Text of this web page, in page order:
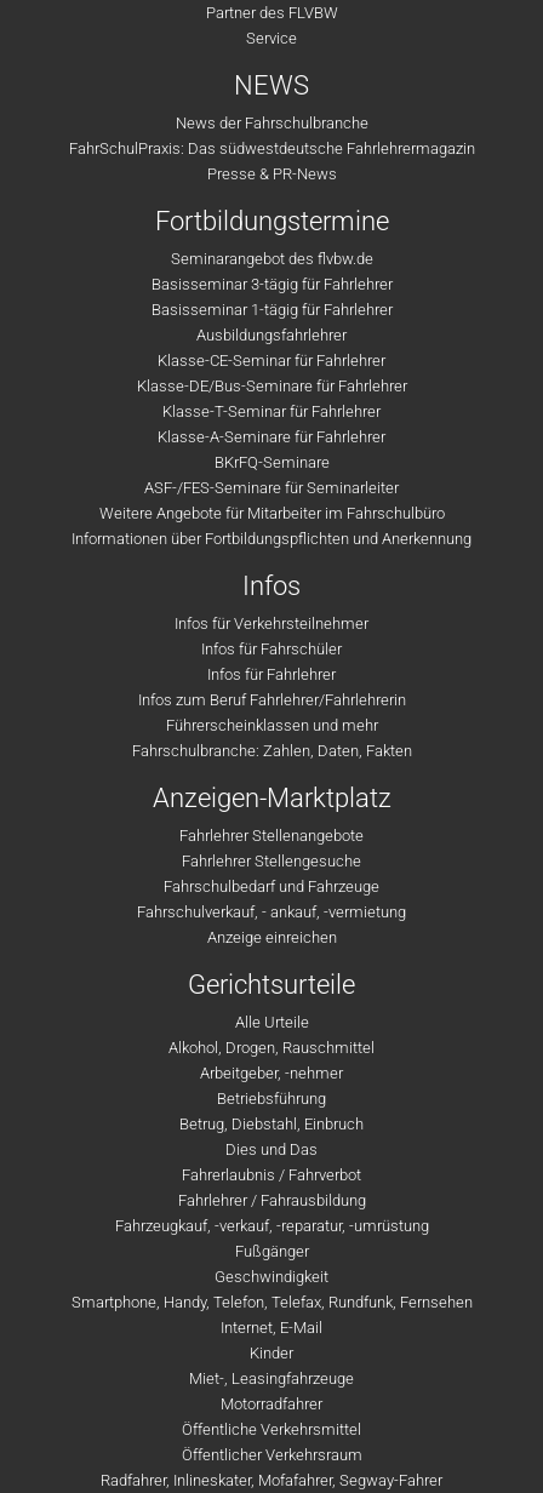
Partner des FLVBW
Service
NEWS
News der Fahrschulbranche
FahrSchulPraxis: Das südwestdeutsche Fahrlehrermagazin
Presse & PR-News
Fortbildungstermine
Seminarangebot des flvbw.de
Basisseminar 3-tägig für Fahrlehrer
Basisseminar 1-tägig für Fahrlehrer
Ausbildungsfahrlehrer
Klasse-CE-Seminar für Fahrlehrer
Klasse-DE/Bus-Seminare für Fahrlehrer
Klasse-T-Seminar für Fahrlehrer
Klasse-A-Seminare für Fahrlehrer
BKrFQ-Seminare
ASF-/FES-Seminare für Seminarleiter
Weitere Angebote für Mitarbeiter im Fahrschulbüro
Informationen über Fortbildungspflichten und Anerkennung
Infos
Infos für Verkehrsteilnehmer
Infos für Fahrschüler
Infos für Fahrlehrer
Infos zum Beruf Fahrlehrer/Fahrlehrerin
Führerscheinklassen und mehr
Fahrschulbranche: Zahlen, Daten, Fakten
Anzeigen-Marktplatz
Fahrlehrer Stellenangebote
Fahrlehrer Stellengesuche
Fahrschulbedarf und Fahrzeuge
Fahrschulverkauf, - ankauf, -vermietung
Anzeige einreichen
Gerichtsurteile
Alle Urteile
Alkohol, Drogen, Rauschmittel
Arbeitgeber, -nehmer
Betriebsführung
Betrug, Diebstahl, Einbruch
Dies und Das
Fahrerlaubnis / Fahrverbot
Fahrlehrer / Fahrausbildung
Fahrzeugkauf, -verkauf, -reparatur, -umrüstung
Fußgänger
Geschwindigkeit
Smartphone, Handy, Telefon, Telefax, Rundfunk, Fernsehen
Internet, E-Mail
Kinder
Miet-, Leasingfahrzeuge
Motorradfahrer
Öffentliche Verkehrsmittel
Öffentlicher Verkehrsraum
Radfahrer, Inlineskater, Mofafahrer, Segway-Fahrer